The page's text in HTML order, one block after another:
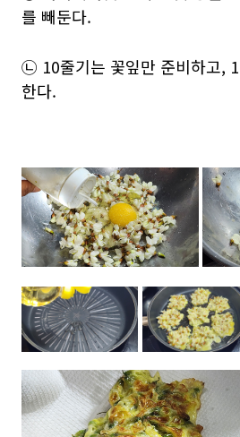
를 빼둔다.
㉡ 10줄기는 꽃잎만 준비하고,
한다.